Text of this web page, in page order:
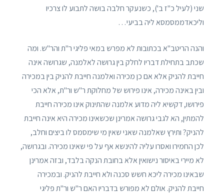
שני (לעיל כ"ז ב'), כשנעקר חלבה בושה לתבוע לו צרכיו
וליכאדממסמסא ליה בביעי…
והנה הריטב"א בכתובות לא מפרש במאי פליגי ר"ת והר"ש. ומה
שכתב בתחילת דבריו לחלק בין גרושה לאלמנה, שגרושה אינה
חייבת להניק אלא אם כן מכירה ואלמנה חייבת להניק בין במכירה
ובין באינה מכירה, אינו פירוש של מחלוקת ר"ש ור"ת, אלא הכי
פירושו, דקשיא ליה מדוע אלמנה שהתינוק אינו מכירה חייבת
להמתין, הא לגבי גרושה אמרינן שכשאינו מכירה היא אינה חייבת
להניק? ותירץ שאלמנה שאני שאין מי שימסמס לו ביצים וחלב,
לכן החמירו ואסרו עליה להינשא אף על פי שאינו מכירה. ובגרושה,
לא מיירי באיסור נישואין אלא בחובת הנקה בלבד, ובזה אמרינן
שבאינו מכירה ליכא חשש סכנה ולא חייבת להניק. ובמכירה
חייבת להניק. אולם לא מפורש בדבריו האם ר"ש ור"ת פליגי